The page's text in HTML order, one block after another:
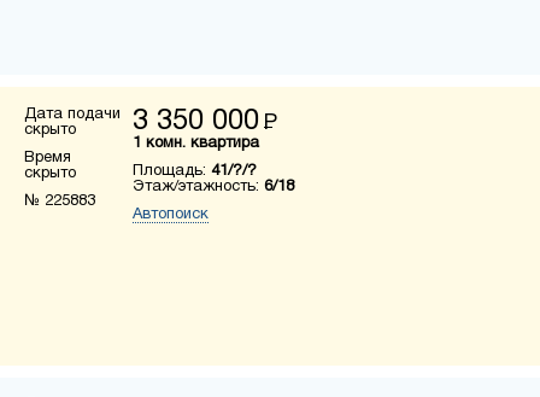
Дата подачи
скрыто
Время
скрыто
№ 225883
3 350 000 Р
1 комн. квартира
Площадь: 41/?/?
Этаж/этажность: 6/18
Автопоиск